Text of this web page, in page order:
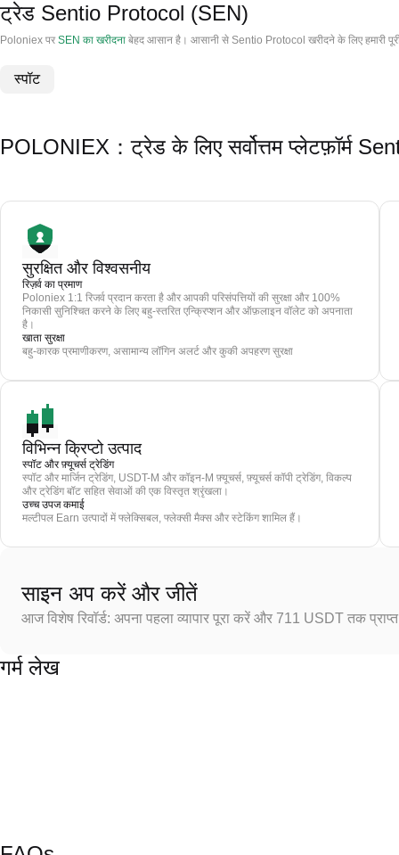
ट्रेड Sentio Protocol (SEN)
Poloniex पर SEN का खरीदना बेहद आसान है। आसानी से Sentio Protocol खरीदने के लिए हमारी
स्पॉट
POLONIEX：ट्रेड के लिए सर्वोत्तम प्लेटफ़ॉर्म
सुरक्षित और विश्वसनीय
रिज़र्व का प्रमाण
Poloniex 1:1 रिजर्व प्रदान करता है और आपकी परिसंपत्तियों की सुरक्षा और 100%
निकासी सुनिश्चित करने के लिए बहु-स्तरित एन्क्रिप्शन और ऑफ़लाइन वॉलेट को अपनाता
है।
खाता सुरक्षा
बहु-कारक प्रमाणीकरण, असामान्य लॉगिन अलर्ट और कुकी अपहरण सुरक्षा
विभिन्न क्रिप्टो उत्पाद
स्पॉट और फ़्यूचर्स ट्रेडिंग
स्पॉट और मार्जिन ट्रेडिंग, USDT-M और कॉइन-M फ़्यूचर्स, फ़्यूचर्स कॉपी ट्रेडिंग, विकल्प
और ट्रेडिंग बॉट सहित सेवाओं की एक विस्तृत श्रृंखला।
उच्च उपज कमाई
मल्टीपल Earn उत्पादों में फ्लेक्सिबल, फ्लेक्सी मैक्स और स्टेकिंग शामिल हैं।
साइन अप करें और जीतें
आज विशेष रिवॉर्ड: अपना पहला व्यापार पूरा करें और 711 USDT तक
गर्म लेख